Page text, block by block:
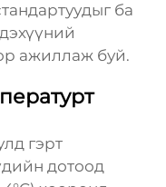
ба
ажиллаж буй.
гэрт
дотоод